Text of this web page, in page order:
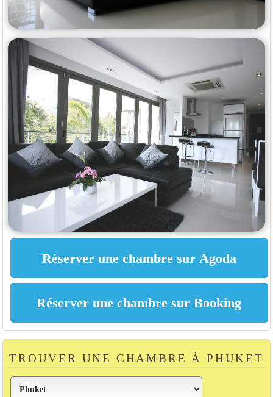
TROUVER UNE CHAMBRE À PHUKET